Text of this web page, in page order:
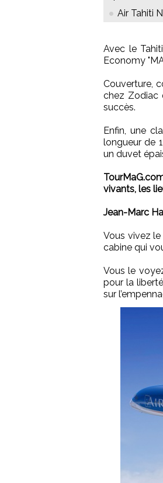
Air Tahiti
Avec le
Economy
Couverture,
chez Zodiac
succès.
Enfin, une
longueur de
un duvet
vivants, les
Jean-Marc
Vous vivez le
cabine qui
Vous le
pour la
sur